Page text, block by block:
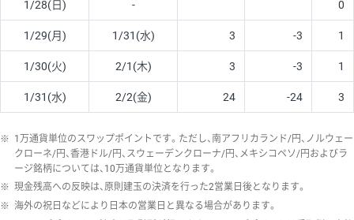
1/28(日) - 0
1/29(月) 1/31(水) 3 -3 1
1/30(火) 2/1(木) 3 -3 1
1/31(水) 2/2(金) 24 -24 3
※ 1万通貨単位のスワップポイントです。ただし、南アフリカランド/円、ノルウェー
クローネ/円、香港ドル/円、スウェーデンクローナ/円、メキシコペソ/円およびラ
ージ銘柄については、10万通貨単位となります。
※ 現金残高への反映は、原則建玉の決済を行った2営業日後となります。
※ 海外の祝日などにより日本の営業日と異なる場合があります。